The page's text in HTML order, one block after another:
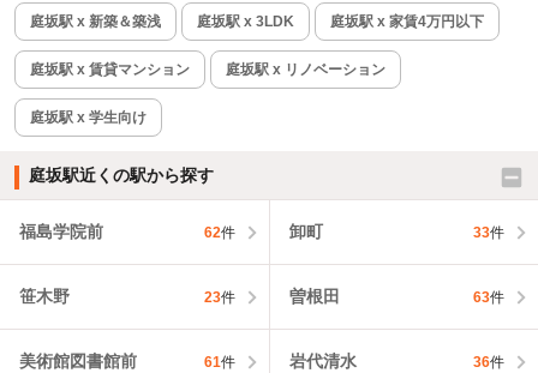
庭坂駅 x 新築＆築浅 庭坂駅 x 3LDK 庭坂駅 x 家賃4万円以下
庭坂駅 x 賃貸マンション 庭坂駅 x リノベーション
庭坂駅 x 学生向け
庭坂駅近くの駅から探す
福島学院前 62件 卸町 33件
笹木野 23件 曽根田 63件
美術館図書館前 61件 岩代清水 36件